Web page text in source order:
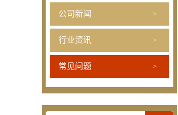
公司新闻
行业资讯
常见问题